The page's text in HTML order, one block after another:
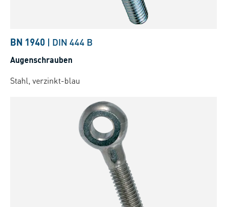
BN 1940 | DIN 444 B
Augenschrauben
Stahl, verzinkt-blau